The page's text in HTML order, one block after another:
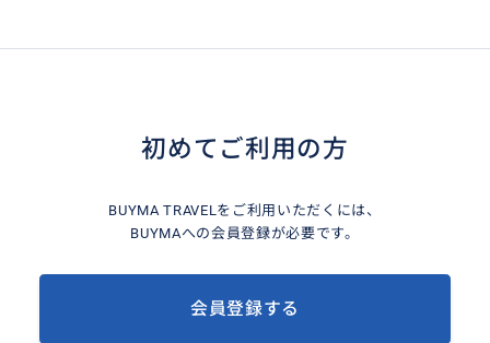
初めてご利用の方
BUYMA TRAVELをご利用いただくには、
BUYMAへの会員登録が必要です。
会員登録する